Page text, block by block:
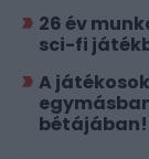
26 év
sci-fi
A
bétájában!